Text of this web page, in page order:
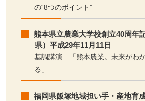
の“8つのポイント”
熊本県立農業大学校創立40周年
県）平成29年11月11日
基調講演 「熊本農業。未来がわ
る」
福岡県飯塚地域担い手・産地育